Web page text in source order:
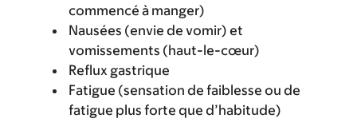
commencé à manger)
Nausées (envie de vomir) et
vomissements (haut-le-cœur)
Reflux gastrique
Fatigue (sensation de faiblesse ou de
fatigue plus forte que d’habitude)